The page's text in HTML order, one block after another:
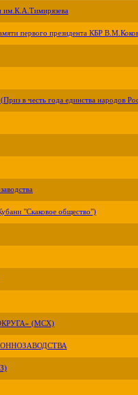
им.К.А.Тимирязева
первого президента КБР
в честь года единства народов
"Скаковое общество")
(МСХ)